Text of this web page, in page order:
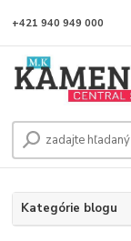
+421 940 949 000
Kategórie blogu